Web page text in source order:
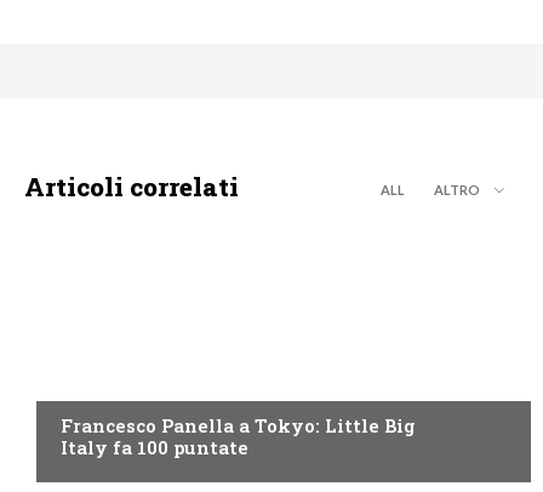
Articoli correlati ALL ALTRO
Francesco Panella a Tokyo: Little Big
Italy fa 100 puntate